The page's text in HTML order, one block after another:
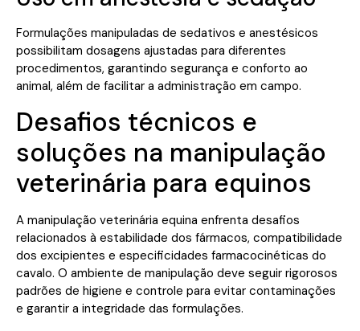
Formulações manipuladas de sedativos e anestésicos
possibilitam dosagens ajustadas para diferentes
procedimentos, garantindo segurança e conforto ao
animal, além de facilitar a administração em campo.
Desafios técnicos e
soluções na manipulação
veterinária para equinos
A manipulação veterinária equina enfrenta desafios
relacionados à estabilidade dos fármacos, compatibilidade
dos excipientes e especificidades farmacocinéticas do
cavalo. O ambiente de manipulação deve seguir rigorosos
padrões de higiene e controle para evitar contaminações
e garantir a integridade das formulações.